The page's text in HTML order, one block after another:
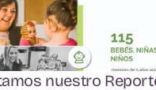
nuestro